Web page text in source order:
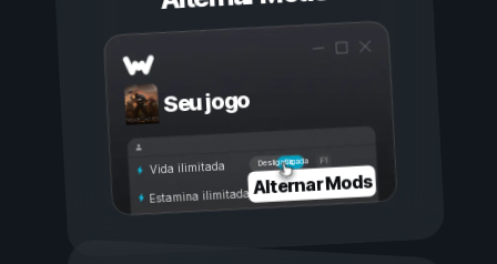
Seu jogo
Ligada
Desligada
Vida ilimitada
Estamina ilimitadaAlternar Mods